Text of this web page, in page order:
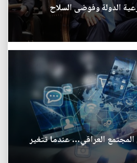
الدولة وفوضى السلاح
العراقي… عندما تتغير